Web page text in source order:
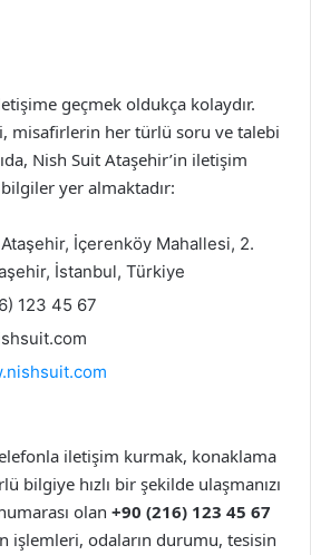
geçmek oldukça kolaydır.
misafirlerin her türlü soru ve talebi
Nish Suit Ataşehir’in iletişim
yer almaktadır:
İçerenköy Mahallesi, 2.
İstanbul, Türkiye
123 45 67
iletişim kurmak, konaklama
bilgiye hızlı bir şekilde ulaşmanızı
olan +90 (216) 123 45 67
işlemleri, odaların durumu, tesisin